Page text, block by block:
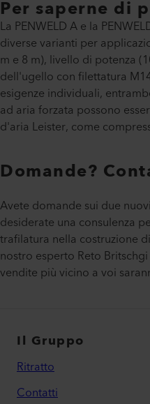
Per saperne di
La PENWELD A e la
diverse varianti per
m e 8 m), livello di potenza
dell'ugello con filettatura
esigenze individuali,
ad aria forzata possono
d'aria Leister, come
Domande?
Avete domande sui due
desiderate una consulenza
trafilatura nella costruzione
nostro esperto Reto
vendite più vicino a voi
Il Gruppo
Ritratto
Contatti